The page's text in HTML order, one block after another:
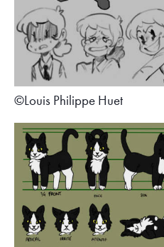
©Louis Philippe Huet